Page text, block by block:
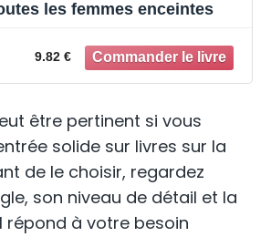
les femmes enceintes
9.82 €
être pertinent si vous
solide sur livres sur la
de le choisir, regardez
son niveau de détail et la
répond à votre besoin